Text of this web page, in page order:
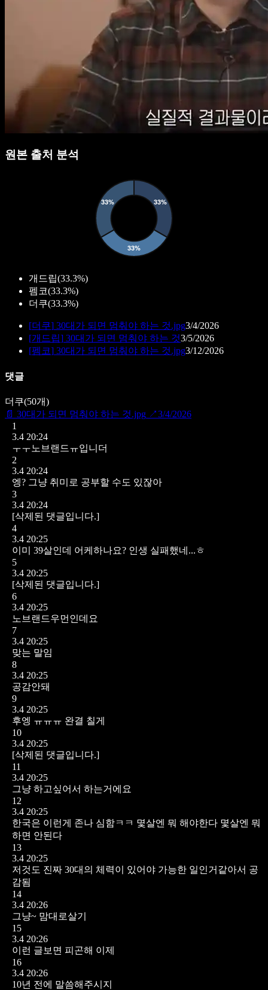
원본 출처 분석
개드립(33.3%)
펨코(33.3%)
더쿠(33.3%)
[더쿠] 30대가 되면 멈춰야 하는 것.jpg3/4/2026
[개드립] 30대가 되면 멈춰야 하는 것3/5/2026
[펨코] 30대가 되면 멈춰야 하는 것.jpg3/12/2026
댓글
더쿠(50개)
📄 30대가 되면 멈춰야 하는 것.jpg ↗3/4/2026
1
3.4 20:24
ㅜㅜ노브랜드ㅠ입니더
2
3.4 20:24
엥? 그냥 취미로 공부할 수도 있잖아
3
3.4 20:24
[삭제된 댓글입니다.]
4
3.4 20:25
이미 39살인데 어케하나요? 인생 실패했네...ㅎ
5
3.4 20:25
[삭제된 댓글입니다.]
6
3.4 20:25
노브랜드우먼인데요
7
3.4 20:25
맞는 말임
8
3.4 20:25
공감안돼
9
3.4 20:25
후엥 ㅠㅠㅠ 완결 칠게
10
3.4 20:25
[삭제된 댓글입니다.]
11
3.4 20:25
그냥 하고싶어서 하는거에요
12
3.4 20:25
한국은 이런게 존나 심함ㅋㅋ 몇살엔 뭐 해야한다 몇살엔 뭐
하면 안된다
13
3.4 20:25
저것도 진짜 30대의 체력이 있어야 가능한 일인거같아서 공
감됨
14
3.4 20:26
그냥~ 맘대로살기
15
3.4 20:26
이런 글보면 피곤해 이제
16
3.4 20:26
10년 전에 말씀해주시지